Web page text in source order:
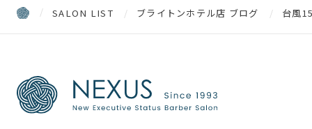
SALON LIST ブライトンホテル店 ブログ 台風